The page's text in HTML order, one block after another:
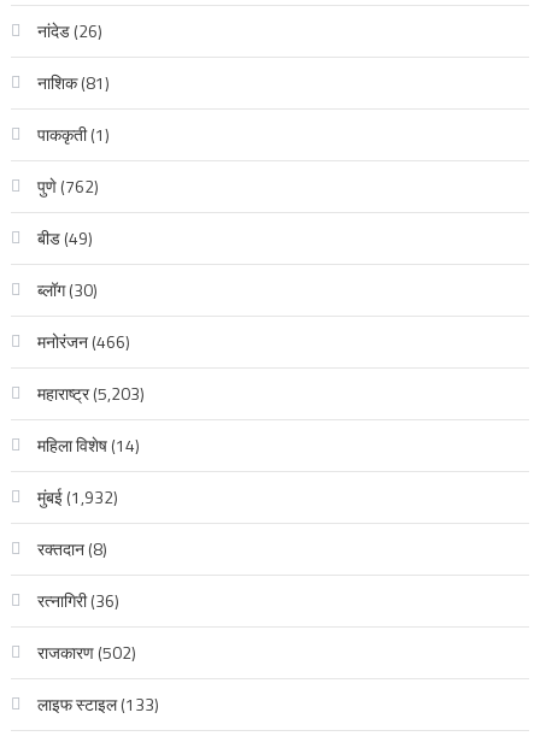
नांदेड(26)
नाशिक(81)
पाककृती(1)
पुणे(762)
बीड(49)
ब्लॉग(30)
मनोरंजन(466)
महाराष्ट्र(5,203)
महिला विशेष(14)
मुंबई(1,932)
रक्‍तदान(8)
रत्नागिरी(36)
राजकारण(502)
लाइफ स्टाइल(133)